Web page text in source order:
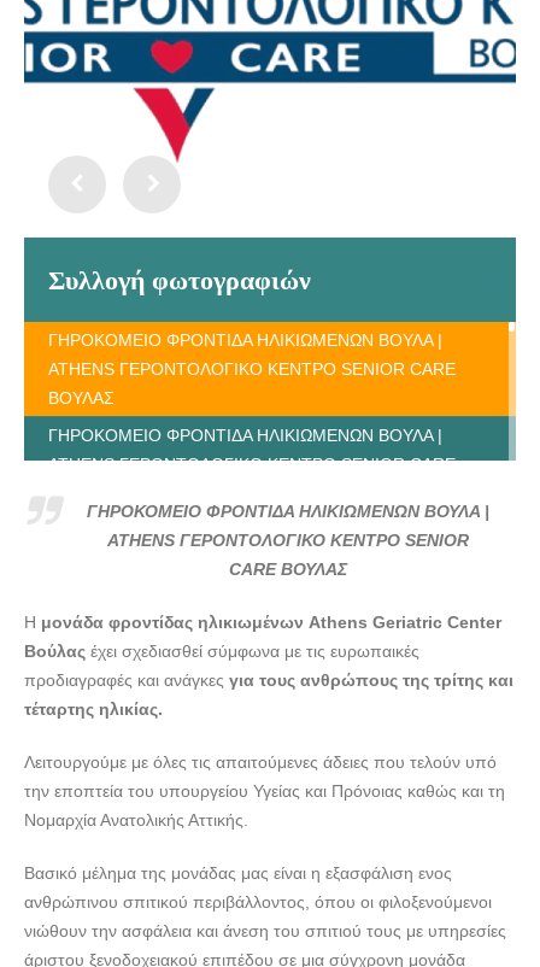
Συλλογή φωτογραφιών
ΓΗΡΟΚΟΜΕΙΟ ΦΡΟΝΤΙΔΑ ΗΛΙΚΙΩΜΕΝΩΝ ΒΟΥΛΑ |
ATHENS ΓΕΡΟΝΤΟΛΟΓΙΚΟ ΚΕΝΤΡΟ SENIOR CARE
ΒΟΥΛΑΣ
ΓΗΡΟΚΟΜΕΙΟ ΦΡΟΝΤΙΔΑ ΗΛΙΚΙΩΜΕΝΩΝ ΒΟΥΛΑ |
ATHENS ΓΕΡΟΝΤΟΛΟΓΙΚΟ ΚΕΝΤΡΟ SENIOR CARE
ΒΟΥΛΑΣ --- doctors4u.gr
ΓΗΡΟΚΟΜΕΙΟ ΦΡΟΝΤΙΔΑ ΗΛΙΚΙΩΜΕΝΩΝ ΒΟΥΛΑ |
ATHENS ΓΕΡΟΝΤΟΛΟΓΙΚΟ ΚΕΝΤΡΟ SENIOR CARE
ΓΗΡΟΚΟΜΕΙΟ ΦΡΟΝΤΙΔΑ ΗΛΙΚΙΩΜΕΝΩΝ ΒΟΥΛΑ |
ATHENS ΓΕΡΟΝΤΟΛΟΓΙΚΟ ΚΕΝΤΡΟ SENIOR CARE
ΒΟΥΛΑΣ --- doctors4u.gr
ΓΗΡΟΚΟΜΕΙΟ ΦΡΟΝΤΙΔΑ ΗΛΙΚΙΩΜΕΝΩΝ ΒΟΥΛΑ |
ΓΗΡΟΚΟΜΕΙΟ ΦΡΟΝΤΙΔΑ ΗΛΙΚΙΩΜΕΝΩΝ ΒΟΥΛΑ |
ΒΟΥΛΑΣ --- doctors4u.gr
ΓΗΡΟΚΟΜΕΙΟ ΦΡΟΝΤΙΔΑ ΗΛΙΚΙΩΜΕΝΩΝ ΒΟΥΛΑ |
ATHENS ΓΕΡΟΝΤΟΛΟΓΙΚΟ ΚΕΝΤΡΟ SENIOR CARE
ΓΗΡΟΚΟΜΕΙΟ ΦΡΟΝΤΙΔΑ ΗΛΙΚΙΩΜΕΝΩΝ ΒΟΥΛΑ |
ATHENS ΓΕΡΟΝΤΟΛΟΓΙΚΟ ΚΕΝΤΡΟ SENIOR
CARE ΒΟΥΛΑΣ
Η μονάδα φροντίδας ηλικιωμένων Athens Geriatric Center
Βούλας έχει σχεδιασθεί σύμφωνα με τις ευρωπαικές
προδιαγραφές και ανάγκες για τους ανθρώπους της τρίτης και
τέταρτης ηλικίας.
Λειτουργούμε με όλες τις απαιτούμενες άδειες που τελούν υπό
την εποπτεία του υπουργείου Υγείας και Πρόνοιας καθώς και τη
Νομαρχία Ανατολικής Αττικής.
Βασικό μέλημα της μονάδας μας είναι η εξασφάλιση ενος
ανθρώπινου σπιτικού περιβάλλοντος, όπου οι φιλοξενούμενοι
νιώθουν την ασφάλεια και άνεση του σπιτιού τους με υπηρεσίες
άριστου ξενοδοχειακού επιπέδου σε μια σύγχρονη μονάδα